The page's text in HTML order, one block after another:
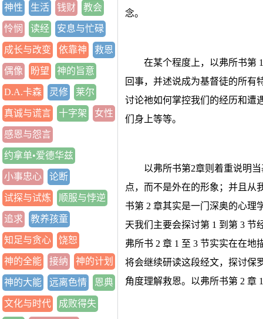
神性 生活 钱财 教会
怜悯 读经 安息与忙碌
成长与改变 依靠神 救恩
偶像 盼望 神的旨意
D.A.卡森 灵修 莱尔
真诚与谎言 十字架 女性
感恩与怨言
约拿单•爱德华兹
小事忠心 论断
试探与试炼 顺服与悖逆
追求 教养孩童
知足与贪心 饶恕
神的全能 接纳 神的计划
神的大能 远离色情 恩典
文化与时代 成败得失
念。
在某个程度上，以弗所书第
回事，并述说成为基督徒的所有
讨论祂如何掌控我们的经历和遭
们身上等等。
以弗所书第2章则着重说明
点，而不是外在的形象；并且从
书第 2 章其实是一门深奥的心理
天我们主要会探讨第 1 到第 3 节
弗所书 2 章 1 至 3 节实实在在
将会继续研读这段经文，探讨保
角度理解救恩。以弗所书第 2 章